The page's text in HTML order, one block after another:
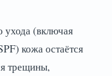
ухода (включая
кожа остаётся
трещины,